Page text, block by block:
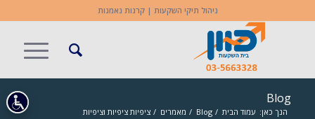
ניהול תיקי השקעות | קרנות נאמנות
Blog
הנך כאן: עמוד הבית /
Blog
/ מאמרים / ציפיות ציפיות וציפיות